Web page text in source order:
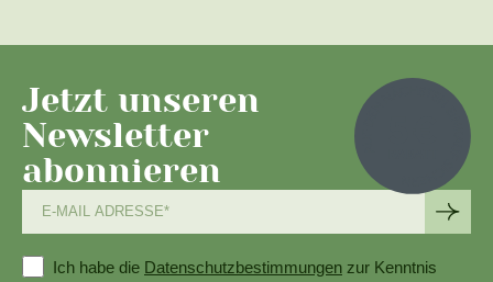
Jetzt unseren
Newsletter
abonnieren
Ich habe die Datenschutzbestimmungen zur Kenntnis